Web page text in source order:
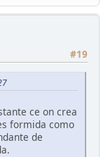
#19
ce on crea
formida como
de